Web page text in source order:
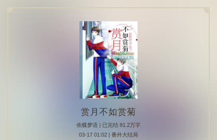
赏月不如赏菊
依蝶梦语 | 已完结 81.2万字
03-17 01:02 | 番外大结局